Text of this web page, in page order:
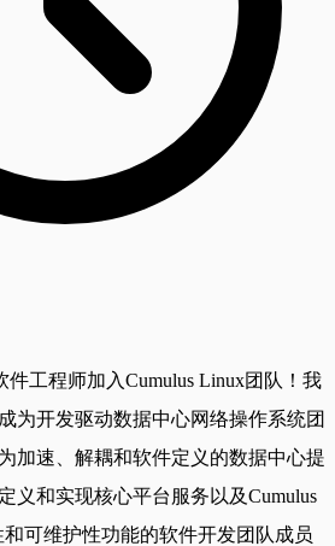
工程师加入Cumulus Linux团队！我
为开发驱动数据中心网络操作系统团
加速、解耦和软件定义的数据中心提
义和实现核心平台服务以及Cumulus
可维护性功能的软件开发团队成员